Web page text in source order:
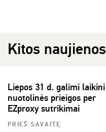
Kitos naujienos
Liepos 31 d. galimi laikini
nuotolinės prieigos per
EZproxy sutrikimai
PRIEŠ SAVAITĘ